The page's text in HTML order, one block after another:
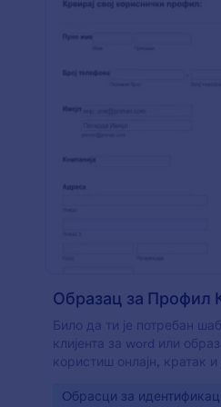
Образац за Профил
Било да ти је потребан
клијента за word или
користиш онлајн, кратак и
Профил Клијента ће
Go to Category:
Oбрасци за